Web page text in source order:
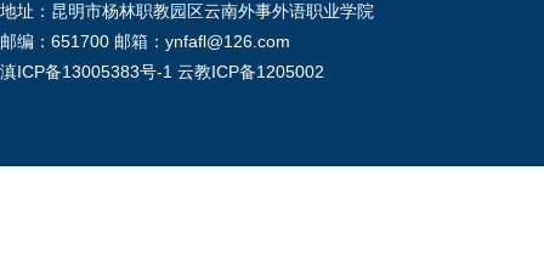
地址：昆明市杨林职教园区云南外事外语职业学院
邮编：651700 邮箱：ynfafl@126.com
滇ICP备13005383号-1 云教ICP备1205002